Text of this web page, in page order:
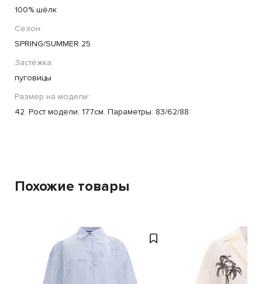
100% шёлк
Сезон:
SPRING/SUMMER 25
Застёжка:
пуговицы
Размер на модели::
42. Рост модели: 177см. Параметры: 83/62/88.
Похожие товары